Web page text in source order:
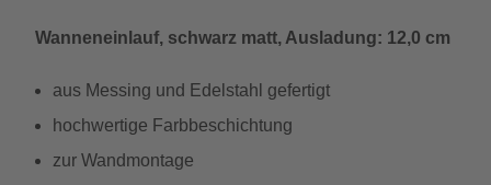
Wanneneinlauf, schwarz matt, Ausladung: 12,0 cm
aus Messing und Edelstahl gefertigt
hochwertige Farbbeschichtung
zur Wandmontage